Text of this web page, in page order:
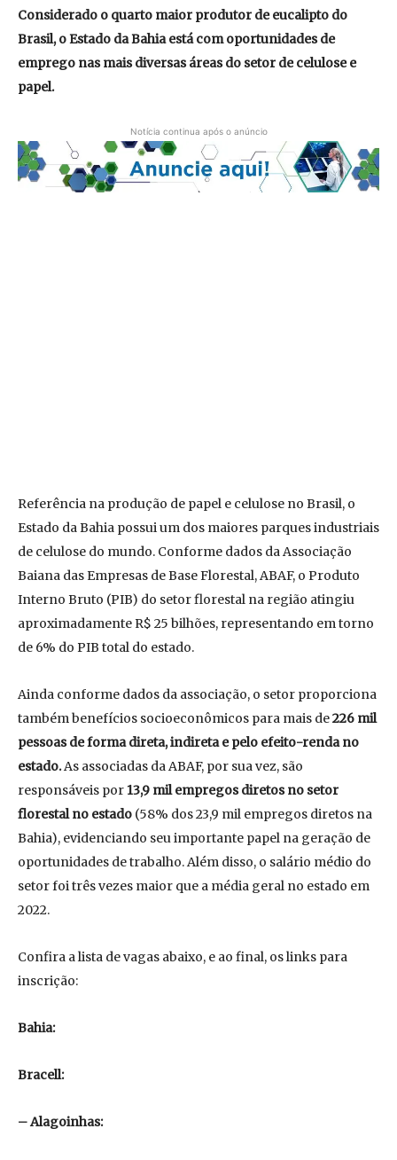
Considerado o quarto maior produtor de eucalipto do
Brasil, o Estado da Bahia está com oportunidades de
emprego nas mais diversas áreas do setor de celulose e
papel.
Notícia continua após o anúncio
Referência na produção de papel e celulose no Brasil, o
Estado da Bahia possui um dos maiores parques industriais
de celulose do mundo. Conforme dados da Associação
Baiana das Empresas de Base Florestal, ABAF, o Produto
Interno Bruto (PIB) do setor florestal na região atingiu
aproximadamente R$ 25 bilhões, representando em torno
de 6% do PIB total do estado.
Ainda conforme dados da associação, o setor proporciona
também benefícios socioeconômicos para mais de226 mil
pessoas de forma direta, indireta e pelo efeito-renda no
estado.As associadas da ABAF, por sua vez, são
responsáveis por 13,9 mil empregos diretos no setor
florestal no estado (58% dos 23,9 mil empregos diretos na
Bahia), evidenciando seu importante papel na geração de
oportunidades de trabalho. Além disso, o salário médio do
setor foi três vezes maior que a média geral no estado em
2022.
Confira a lista de vagas abaixo, e ao final, os links para
inscrição:
Bahia:
Bracell:
– Alagoinhas: